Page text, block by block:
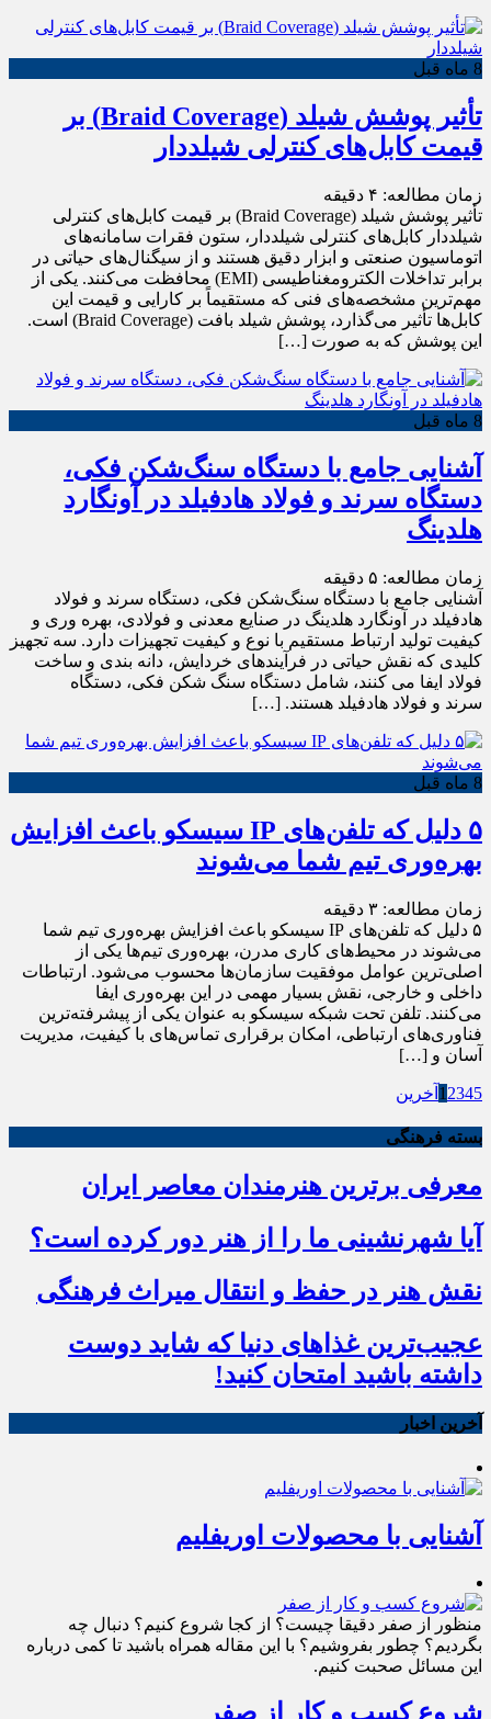
8 ماه قبل
تأثیر پوشش شیلد (Braid Coverage) بر
قیمت کابل‌های کنترلی شیلددار
زمان مطالعه: ۴ دقیقه
تأثیر پوشش شیلد (Braid Coverage) بر قیمت کابل‌های کنترلی
شیلددار کابل‌های کنترلی شیلددار، ستون فقرات سامانه‌های
اتوماسیون صنعتی و ابزار دقیق هستند و از سیگنال‌های حیاتی در
برابر تداخلات الکترومغناطیسی (EMI) محافظت می‌کنند. یکی از
مهم‌ترین مشخصه‌های فنی که مستقیماً بر کارایی و قیمت این
کابل‌ها تأثیر می‌گذارد، پوشش شیلد بافت (Braid Coverage) است.
این پوشش که به صورت […]
8 ماه قبل
آشنایی جامع با دستگاه سنگ‌شکن فکی،
دستگاه سرند و فولاد هادفیلد در آونگارد
هلدینگ
زمان مطالعه: ۵ دقیقه
آشنایی جامع با دستگاه سنگ‌شکن فکی، دستگاه سرند و فولاد
هادفیلد در آونگارد هلدینگ در صنایع معدنی و فولادی، بهره وری و
کیفیت تولید ارتباط مستقیم با نوع و کیفیت تجهیزات دارد. سه تجهیز
کلیدی که نقش حیاتی در فرآیندهای خردایش، دانه بندی و ساخت
فولاد ایفا می کنند، شامل دستگاه سنگ شکن فکی، دستگاه
سرند و فولاد هادفیلد هستند. […]
8 ماه قبل
۵ دلیل که تلفن‌های IP سیسکو باعث افزایش
بهره‌وری تیم شما می‌شوند
زمان مطالعه: ۳ دقیقه
۵ دلیل که تلفن‌های IP سیسکو باعث افزایش بهره‌وری تیم شما
می‌شوند در محیط‌های کاری مدرن، بهره‌وری تیم‌ها یکی از
اصلی‌ترین عوامل موفقیت سازمان‌ها محسوب می‌شود. ارتباطات
داخلی و خارجی، نقش بسیار مهمی در این بهره‌وری ایفا
می‌کنند. تلفن‌ تحت شبکه سیسکو به عنوان یکی از پیشرفته‌ترین
فناوری‌های ارتباطی، امکان برقراری تماس‌های با کیفیت، مدیریت
آسان و […]
1 2345 آخرین
بسته فرهنگی
معرفی برترین هنرمندان معاصر ایران
آیا شهرنشینی ما را از هنر دور کرده است؟
نقش هنر در حفظ و انتقال میراث فرهنگی
عجیب‌ترین غذاهای دنیا که شاید دوست
داشته باشید امتحان کنید!
آخرین اخبار
آشنایی با محصولات اوریفلیم
منظور از صفر دقیقا چیست؟ از کجا شروع کنیم؟ دنبال چه
بگردیم؟ چطور بفروشیم؟ با این مقاله همراه باشید تا کمی درباره
این مسائل صحبت کنیم.
شروع کسب و کار از صفر